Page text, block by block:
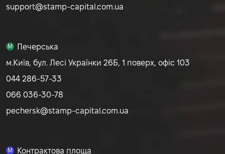
support@stamp-capital.com.ua
M
Печерська
м.Київ, бул. Лесі Українки 26Б, 1 поверх, офіс 103
044 286-57-33
066 036-30-78
pechersk@stamp-capital.com.ua
M Контрактова площа